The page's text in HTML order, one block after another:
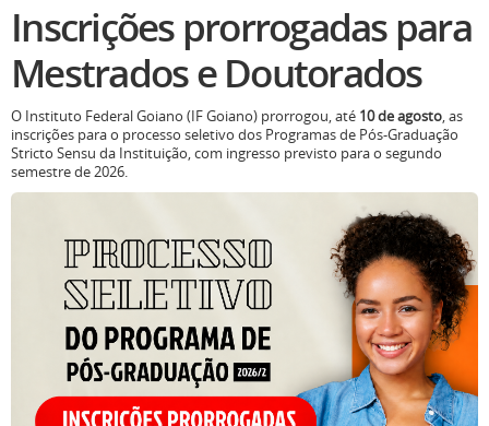
Inscrições prorrogadas para
Mestrados e Doutorados
O Instituto Federal Goiano (IF Goiano) prorrogou, até 10 de agosto, as
inscrições para o processo seletivo dos Programas de Pós-Graduação
Stricto Sensu da Instituição, com ingresso previsto para o segundo
semestre de 2026.